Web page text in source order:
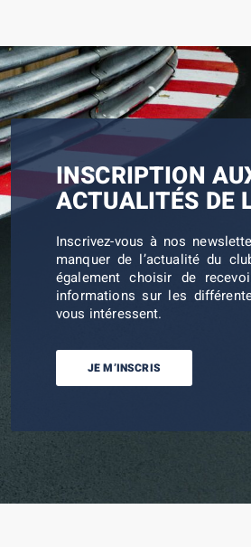
INSCRIPTION
ACTUALITÉS DE
Inscrivez-vous à nos
manquer de l’actualité du
également choisir de
informations sur les
vous intéressent.
JE M’INSCRIS